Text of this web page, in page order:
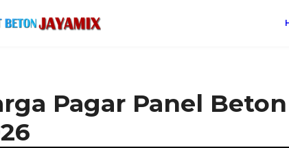
Pagar Panel